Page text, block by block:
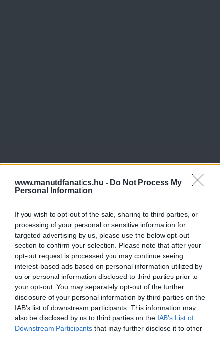
www.manutdfanatics.hu - Do Not Process My
Personal Information
If you wish to opt-out of the sale, sharing to third parties, or
processing of your personal or sensitive information for
targeted advertising by us, please use the below opt-out
section to confirm your selection. Please note that after your
opt-out request is processed you may continue seeing
interest-based ads based on personal information utilized by
us or personal information disclosed to third parties prior to
your opt-out. You may separately opt-out of the further
disclosure of your personal information by third parties on the
IAB’s list of downstream participants. This information may
also be disclosed by us to third parties on the IAB’s List of
Downstream Participants that may further disclose it to other